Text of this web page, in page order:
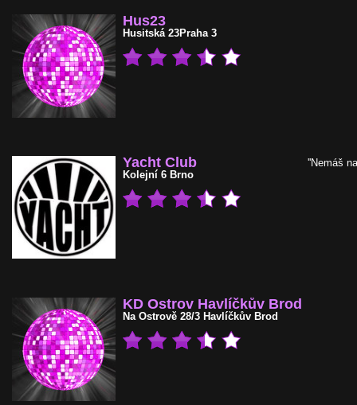
Hus23
Husitská 23Praha 3
Yacht Club
Kolejní 6 Brno
''Nemáš
KD Ostrov Havlíčkův Brod
Na Ostrově 28/3 Havlíčkův Brod